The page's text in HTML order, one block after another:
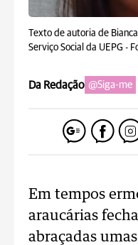
Texto de autoria de
Serviço Social da UEPG -
Da Redação @Siga-me
Em tempos
araucárias
abraçadas